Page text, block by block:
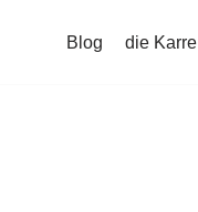
Blog die Karre